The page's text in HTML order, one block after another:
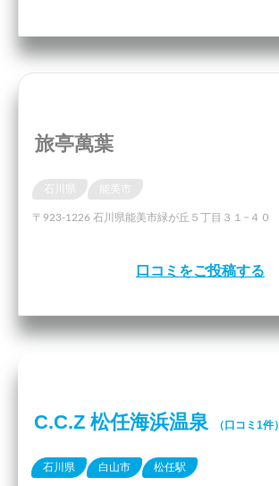
旅亭萬葉
石川県 能美市
〒923-1226 石川県能美市緑が丘５丁目３１−４０
口コミをご投稿する
C.C.Z 松任海浜温泉 （口コミ1件）
石川県 白山市 松任駅